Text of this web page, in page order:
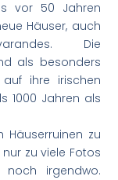
vor 50 Jahren
Häuser, auch
Die
als besonders
ihre irischen
1000 Jahren als
zu
zu viele Fotos
irgendwo.